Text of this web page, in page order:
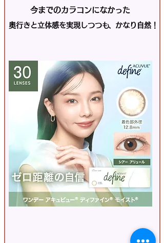
今までのカラコンになかった
奥行きと立体感を実現しつつも、かなり自然！